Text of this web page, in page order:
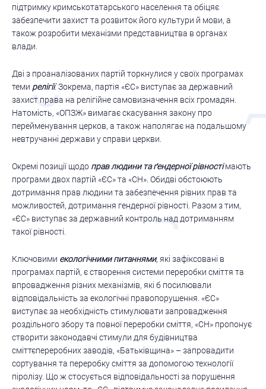
підтримку кримськотатарського населення та обіцяє
забезпечити захист та розвиток його культури й мови, а
також розробити механізми представництва в органах
влади.
Дві з проаналізованих партій торкнулися у своїх програмах
теми релігії. Зокрема, партія «ЄС» виступає за державний
захист права на релігійне самовизначення всіх громадян.
Натомість, «ОПЗЖ» вимагає скасування закону про
перейменування церков, а також наполягає на подальшому
невтручанні держави у справи церкви.
Окремі позиції щодо прав людини та ґендерної рівностімають
програми двох партій «ЄС» та «СН». Обидві обстоюють
дотримання прав людини та забезпечення рівних прав та
можливостей, дотримання гендерної рівності. Разом з тим,
«ЄС» виступає за державний контроль над дотриманням
такої рівності.
Ключовими екологічними питаннями, які зафіксовані в
програмах партій, є створення системи переробки сміття та
впровадження різних механізмів, які б посилювали
відповідальність за екологічні правопорушення. «ЄС»
виступає за необхідність стимулювати запровадження
роздільного збору та повної переробки сміття, «СН» пропонує
створити законодавчі стимули для будівництва
сміттєпереробних заводів, «Батьківщина» – запровадити
сортування та переробку сміття за допомогою технології
піролізу. Що ж стосується відповідальності за порушення